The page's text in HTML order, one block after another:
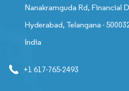
Nanakramguda Rd, Financial
Hyderabad, Telangana -
India
+1 617-765-2493